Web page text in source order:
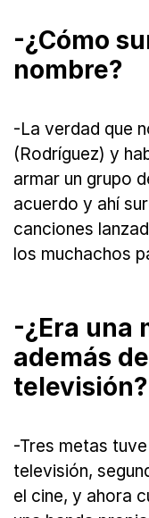
-¿Cómo
nombre?
-La verdad que
(Rodríguez) y
armar un grupo
acuerdo y ahí
canciones
los muchachos
-¿Era una
además
televisión?
-Tres metas
televisión,
el cine, y ahora